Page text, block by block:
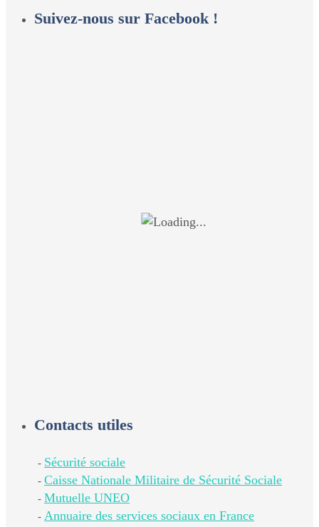
Suivez-nous sur Facebook !
Contacts utiles
- Sécurité sociale
- Caisse Nationale Militaire de Sécurité Sociale
- Mutuelle UNEO
- Annuaire des services sociaux en France